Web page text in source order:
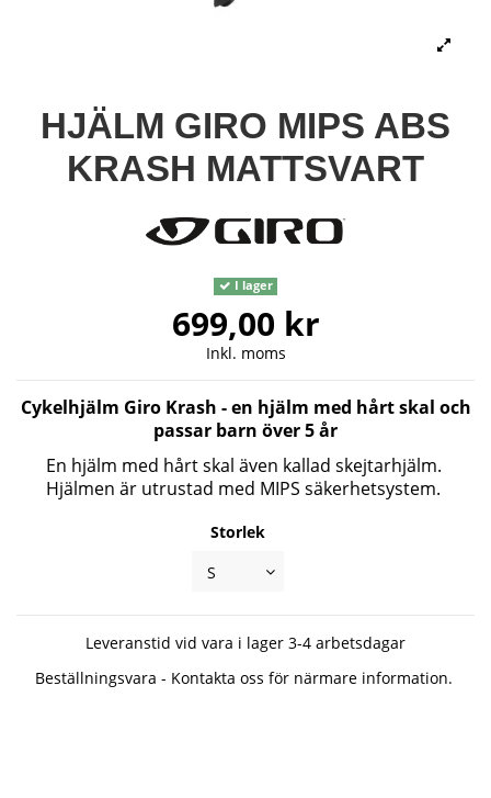
HJÄLM GIRO MIPS ABS
KRASH MATTSVART
I lager
699,00 kr
Inkl. moms
Cykelhjälm Giro Krash - en hjälm med hårt skal och
passar barn över 5 år
En hjälm med hårt skal även kallad skejtarhjälm.
Hjälmen är utrustad med MIPS säkerhetsystem.
Storlek
Leveranstid vid vara i lager 3-4 arbetsdagar
Beställningsvara - Kontakta oss för närmare information.